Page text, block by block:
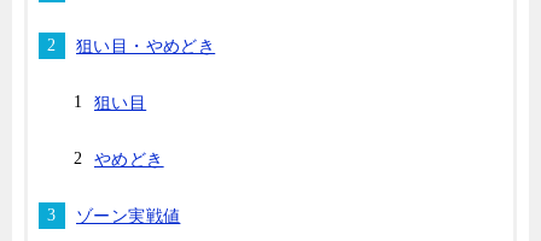
狙い目・やめどき
狙い目
やめどき
ゾーン実戦値